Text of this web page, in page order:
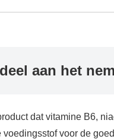
aan het
dat vitamine B6,
voor de